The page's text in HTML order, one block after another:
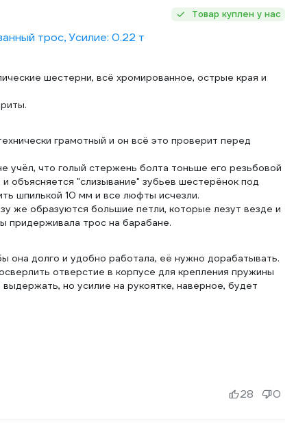
Товар куплен у нас
трос, Усилие: 0.22 т
шестерни, всё хромированное, острые края и
грамотный и он всё это проверит перед
учёл, что голый стержень болта тоньше его резьбовой
объясняется "слизывание" зубьев шестерёнок под
шпилькой 10 мм и все люфты исчезли.
же образуются большие петли, которые лезут везде и
придерживала трос на барабане.
она долго и удобно работала, её нужно дорабатывать.
отверстие в корпусе для крепления пружины
но усилие на рукоятке, наверное, будет
28 0